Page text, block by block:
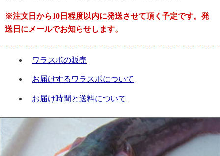
※注文日から10日程度以内に発送させて頂く予定です。発
送日にメールでお知らせします。
ワラスボの販売
お届けするワラスボについて
お届け時間と送料について